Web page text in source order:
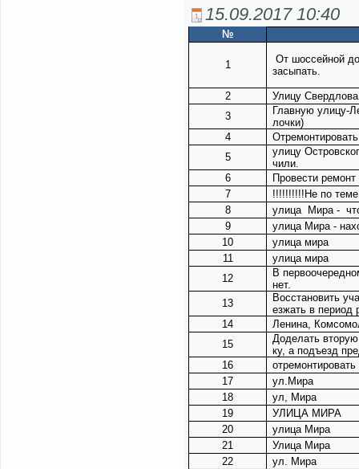
15.09.2017 10:40
№
1
От шос­сей­ной
за­сы­пать.
2
Ули­цу
3
Глав­ную ули­цу-
лоч­ки)
4
5
ули­цу
чи­ли.
6
Про­ве­сти
7
!!!!!!!!!!Не по
8
ули­ца Ми­ра -
9
ули­ца Ми­ра -
10
ули­ца ми­ра
11
ули­ца ми­ра
12
В
нет.
13
Вос­ста­но­вить
ез­жать в пе­ри­од
14
Ле­ни­на,
15
До­де­лать
ку, а подъ­езд
16
17
ул.Ми­ра
18
ул, Ми­ра
19
УЛИЦА МИРА
20
ули­ца Ми­ра
21
Ули­ца Ми­ра
22
ул. Ми­ра